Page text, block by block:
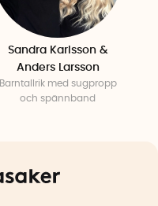
Sandra Karlsson &
Anders Larsson
Barntallrik med sugpropp
och spännband